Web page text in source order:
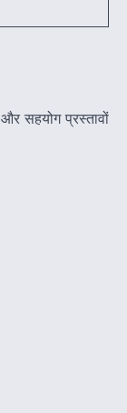
सहयोग प्रस्तावों